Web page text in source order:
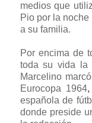
medios que
Pio por la
a su familia.
Por encima de
toda su vida la
Marcelino
Eurocopa 1964,
española de
donde preside